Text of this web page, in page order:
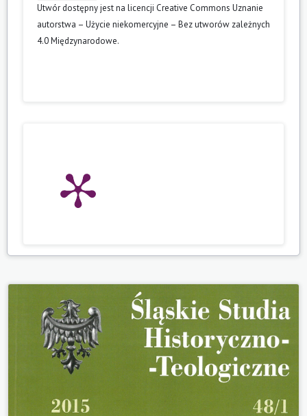
Utwór dostępny jest na licencji Creative Commons Uznanie
autorstwa – Użycie niekomercyjne – Bez utworów zależnych
4.0 Międzynarodowe.